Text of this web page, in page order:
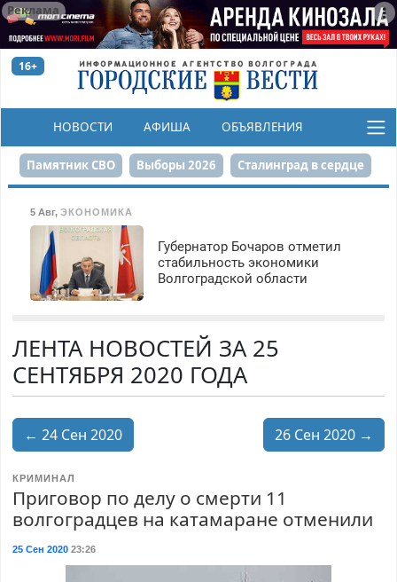
Реклама
16+
НОВОСТИ АФИША ОБЪЯВЛЕНИЯ
КОНКУРСЫ
Памятник СВО Выборы 2026 Сталинград в сердце
Реконструкция ЦПКиО На службе городу
80-летие Победы Парк Героев-летчиков
5 Авг, ЭКОНОМИКА
Губернатор Бочаров отметил
стабильность экономики
Волгоградской области
ЛЕНТА НОВОСТЕЙ ЗА 25
СЕНТЯБРЯ 2020 ГОДА
← 24 Сен 2020 26 Сен 2020 →
КРИМИНАЛ
Приговор по делу о смерти 11
волгоградцев на катамаране отменили
25 Сен 202023:26